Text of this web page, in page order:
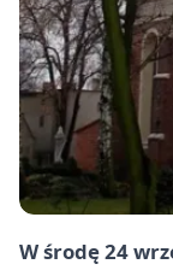
W środę 24